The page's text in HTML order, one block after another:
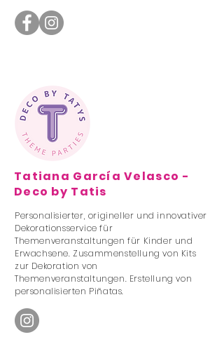
Tatiana García Velasco -
Deco by Tatis
Personalisierter, origineller und innovativer
Dekorationsservice für
Themenveranstaltungen für Kinder und
Erwachsene. Zusammenstellung von Kits
zur Dekoration von
Themenveranstaltungen. Erstellung von
personalisierten Piñatas.